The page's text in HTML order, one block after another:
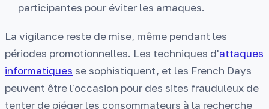
participantes pour éviter les arnaques.
La vigilance reste de mise, même pendant les
périodes promotionnelles. Les techniques d'attaques
informatiques se sophistiquent, et les French Days
peuvent être l'occasion pour des sites frauduleux de
tenter de piéger les consommateurs à la recherche